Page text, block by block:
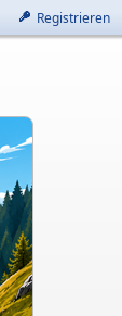
Registrieren